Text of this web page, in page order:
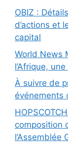
OBIZ :
d’actions et
capital
World News
l’Afrique,
À suivre de
événements
composition
l’Assemblée